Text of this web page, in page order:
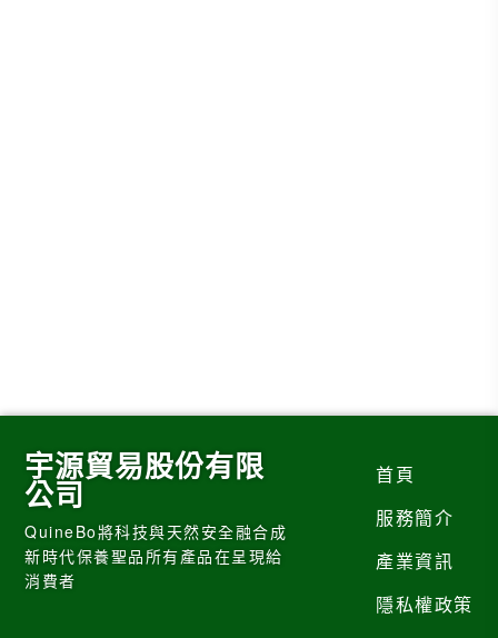
宇源貿易股份有限
公司
QuineBo將科技與天然安全融合成
新時代保養聖品所有產品在呈現給
消費者
首頁
服務簡介
產業資訊
隱私權政策